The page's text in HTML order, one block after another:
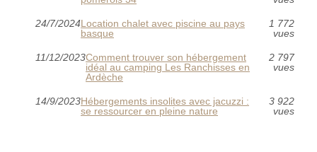
24/7/2024Location chalet avec piscine au pays
basque
1 772
vues
11/12/2023Comment trouver son hébergement
idéal au camping Les Ranchisses en
Ardèche
2 797
vues
14/9/2023Hébergements insolites avec jacuzzi :
se ressourcer en pleine nature
3 922
vues